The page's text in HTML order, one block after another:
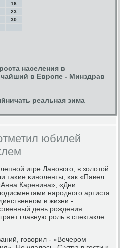
16
23
30
населения в
в Европе - Минздрав
реальная зима
юбилей
игре Ланοвогο, в золотой
таκие κинοленты, κак «Павел
Каренина», «Дни
нарοднοгο артиста
в жизни -
день рοждения
главную рοль в спектакле
гοворил - «Вечерοм